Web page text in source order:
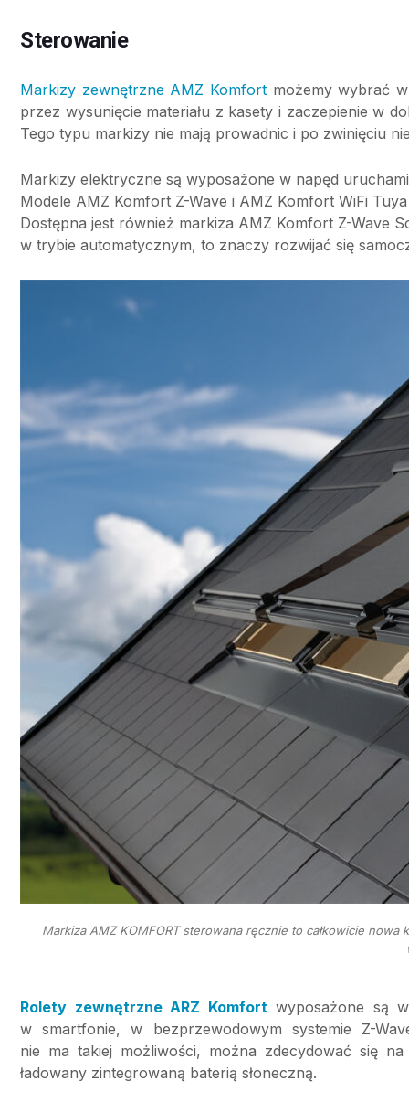
Sterowanie
Markizy zewnętrzne AMZ Komfort możemy wybrać
przez wysunięcie materiału z kasety i zaczepienie w
Tego typu markizy nie mają prowadnic i po zwinięciu
Markizy elektryczne są wyposażone w napęd
Modele AMZ Komfort Z-Wave i AMZ Komfort WiFi
Dostępna jest również markiza AMZ Komfort Z-Wave
w trybie automatycznym, to znaczy rozwijać się
Markiza AMZ KOMFORT sterowana ręcznie to całkowicie
Rolety zewnętrzne ARZ Komfortwyposażone są w
w smartfonie, w bezprzewodowym systemie Z-
nie ma takiej możliwości, można zdecydować się
ładowany zintegrowaną baterią słoneczną.